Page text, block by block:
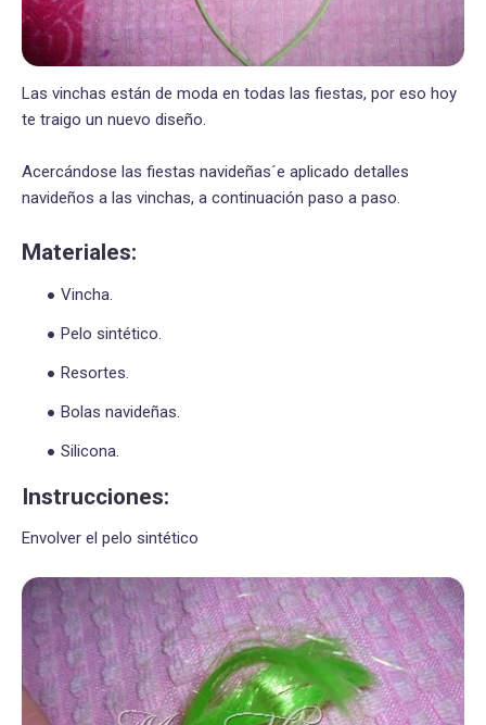
Las vinchas están de moda en todas las fiestas, por eso hoy
te traigo un nuevo diseño.
Acercándose las fiestas navideñas´e aplicado detalles
navideños a las vinchas, a continuación paso a paso.
Materiales:
Vincha.
Pelo sintético.
Resortes.
Bolas navideñas.
Silicona.
Instrucciones:
Envolver el pelo sintético